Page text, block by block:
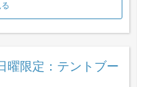
曜限定：テントブー